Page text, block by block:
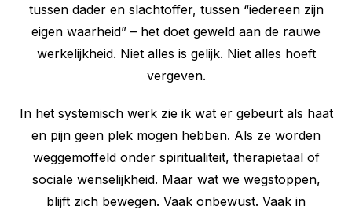
tussen dader en slachtoffer, tussen “iedereen zijn
eigen waarheid” – het doet geweld aan de rauwe
werkelijkheid. Niet alles is gelijk. Niet alles hoeft
vergeven.
In het systemisch werk zie ik wat er gebeurt als haat
en pijn geen plek mogen hebben. Als ze worden
weggemoffeld onder spiritualiteit, therapietaal of
sociale wenselijkheid. Maar wat we wegstoppen,
blijft zich bewegen. Vaak onbewust. Vaak in